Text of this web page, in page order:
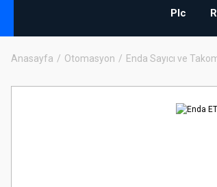
Plc
Anasayfa Otomasyon Enda Sayıcı ve